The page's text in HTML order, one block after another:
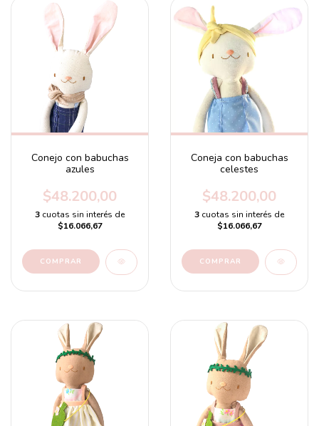
Conejo con babuchas
azules
$48.200,00
3 cuotas sin interés de
$16.066,67
Coneja con babuchas
celestes
$48.200,00
3 cuotas sin interés de
$16.066,67